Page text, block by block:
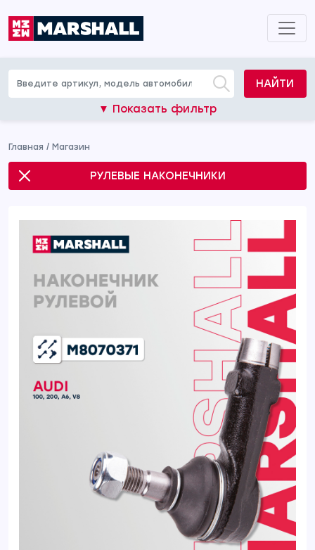
НАЙТИ
▼ Показать фильтр
Главная / Магазин
РУЛЕВЫЕ НАКОНЕЧНИКИ